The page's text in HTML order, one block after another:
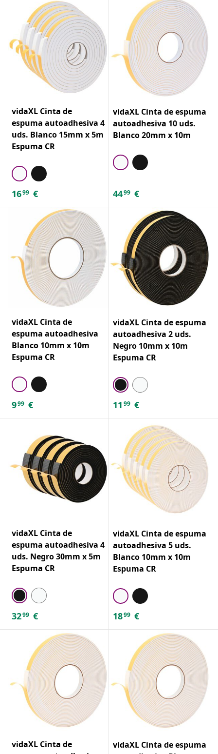
vidaXL Cinta de
espuma autoadhesiva 4
uds. Blanco 15mm x 5m
Espuma CR
1699 €
vidaXL Cinta de espuma
autoadhesiva 10 uds.
Blanco 20mm x 10m
4499 €
vidaXL Cinta de
espuma autoadhesiva
Blanco 10mm x 10m
Espuma CR
999 €
vidaXL Cinta de espuma
autoadhesiva 2 uds.
Negro 10mm x 10m
Espuma CR
11 99 €
vidaXL Cinta de
espuma autoadhesiva 4
uds. Negro 30mm x 5m
Espuma CR
3299 €
vidaXL Cinta de espuma
autoadhesiva 5 uds.
Blanco 10mm x 10m
Espuma CR
1899 €
vidaXL Cinta de
vidaXL Cinta de espuma